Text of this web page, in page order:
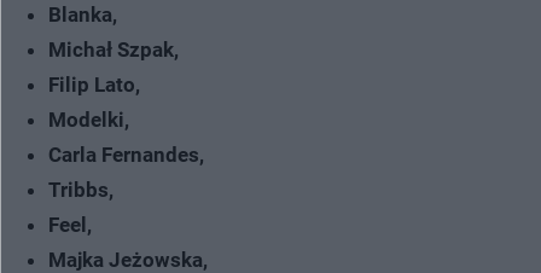
Blanka,
Michał Szpak,
Filip Lato,
Modelki,
Carla Fernandes,
Tribbs,
Feel,
Majka Jeżowska,